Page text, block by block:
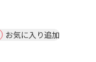
お気に入り追加